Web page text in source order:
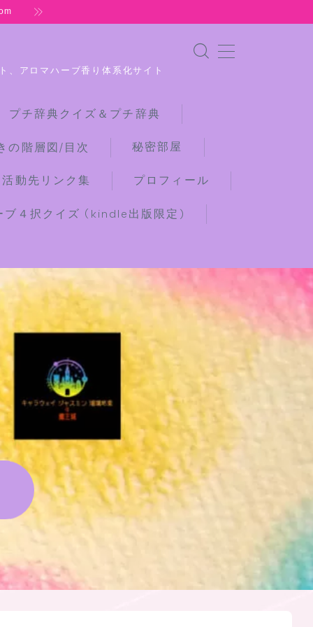
、アロマハーブ香り体系化サイト
チ辞典クイズ＆プチ辞典
の階層図/目次 秘密部屋
動先リンク集 プロフィール
４択クイズ (kindle出版限定)